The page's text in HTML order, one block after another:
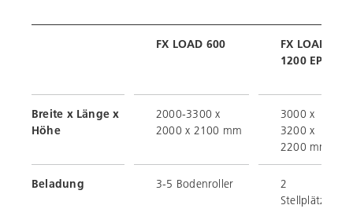
FX LOAD 600
FX LOAD
1200 EP
Breite x Länge x
Höhe
2000-3300 x
2000 x 2100 mm
3000 x
3200 x
2200 mm
Beladung 3-5 Bodenroller
2
Stellplätze